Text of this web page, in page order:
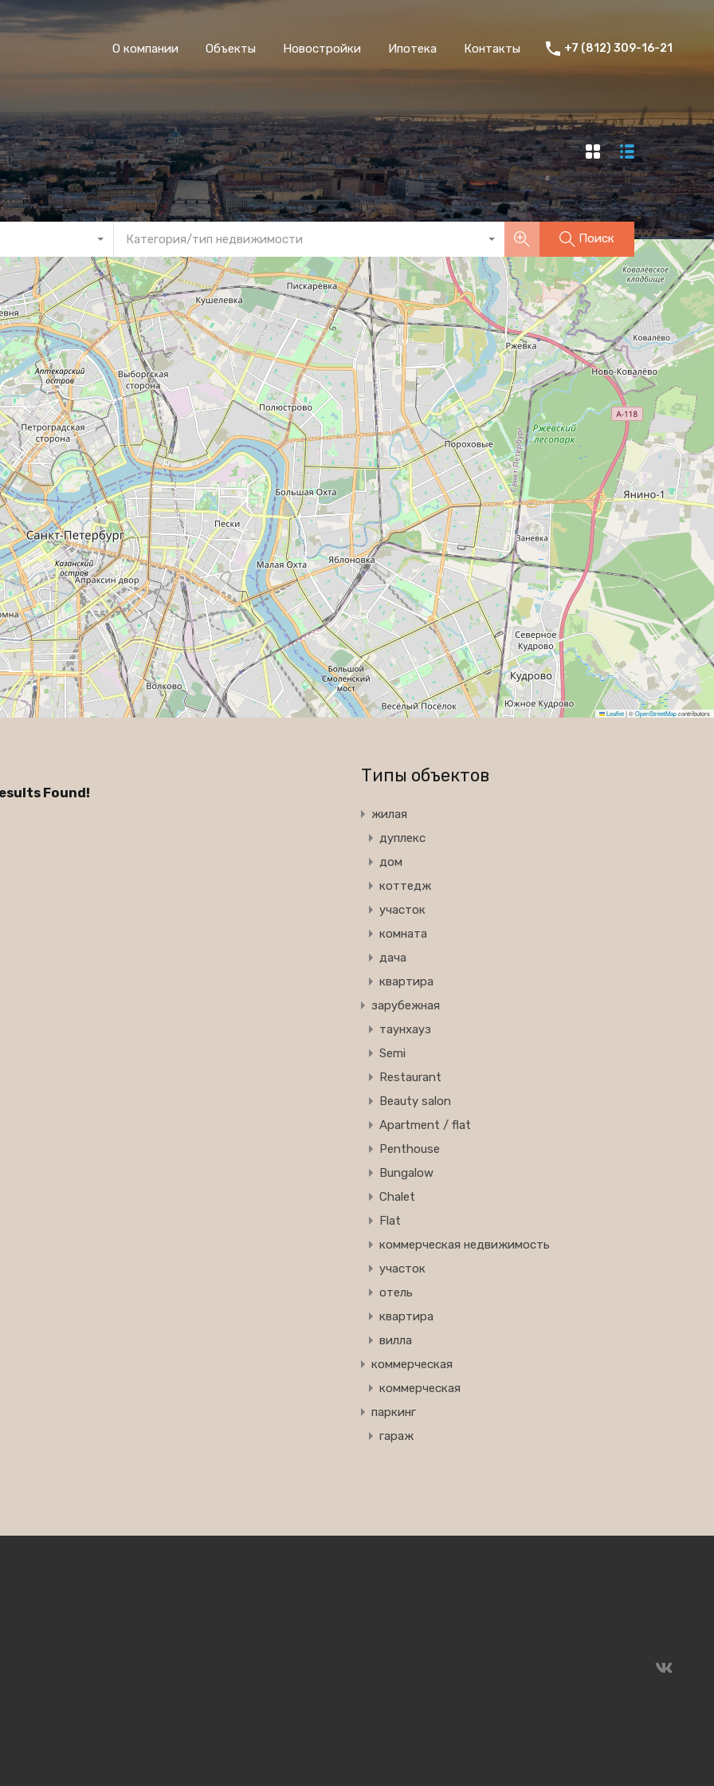
О компании Объекты Новостройки Ипотека Контакты +7 (812) 309-16-21
Категория/тип недвижимости Поиск
Leaflet|©OpenStreetMapcontributors
Found!
Типы объектов
жилая
дуплекс
дом
коттедж
участок
комната
дача
квартира
зарубежная
таунхауз
Semi
Restaurant
Beauty salon
Apartment / flat
Penthouse
Bungalow
Chalet
Flat
коммерческая недвижимость
участок
отель
квартира
вилла
коммерческая
коммерческая
паркинг
гараж